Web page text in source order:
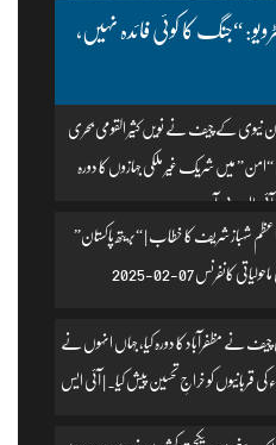
“جنگ کا کوئی فائدہ نہیں،
نیوی کے چیف نے نویں کثیر القومی بحری
میں شریک غیر ملکی جہازوں کا دورہ
ایس پی آر
شہباز شریف کا خطاب | “بریتھ پاکستان”
کانفرنس 07-02-2025
نے مظفرآباد کا دورہ کیا، جہاں انہوں نے
کی قربانیوں کو خراجِ تحسین پیش کیا۔ | آئی ایس